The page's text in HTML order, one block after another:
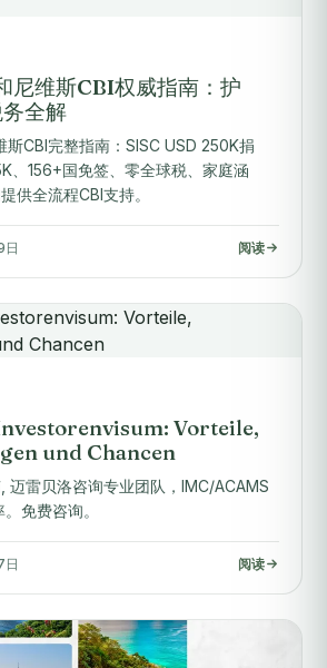
尼维斯CBI权威指南：护
全解
CBI完整指南：SISC USD 250K捐
、156+国免签、零全球税、家庭涵
供全流程CBI支持。
日 阅读
Vorteile,
und Chancen
迈雷贝洛咨询专业团队，IMC/ACAMS
免费咨询。
日 阅读